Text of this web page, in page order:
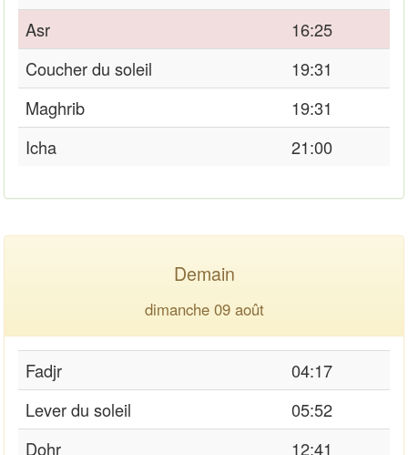
Asr
16:25
Coucher du soleil
19:31
Maghrib
19:31
Icha
21:00
Demain
dimanche 09 août
Fadjr
04:17
Lever du soleil
05:52
Dohr
12:41